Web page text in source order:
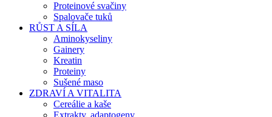
Proteinové svačiny
Spalovače tuků
RŮST A SÍLA
Aminokyseliny
Gainery
Kreatin
Proteiny
Sušené maso
ZDRAVÍ A VITALITA
Cereálie a kaše
Extrakty, adaptogeny